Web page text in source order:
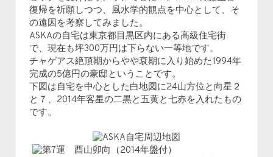
復帰を祈願しつつ、風水学的観点を中心として、そ
の遠因を考察してみました。
ASKAの自宅は東京都目黒区内にある高級住宅街
で、現在も坪300万円は下らない一等地です。
チャゲアス絶頂期からやや衰期に入り始めた1994年
完成の5億円の豪邸ということです。
下図は自宅を中心とした白地図に24山方位と向星２
と７、2014年客星の二黒と五黄と七赤を入れたもの
です。